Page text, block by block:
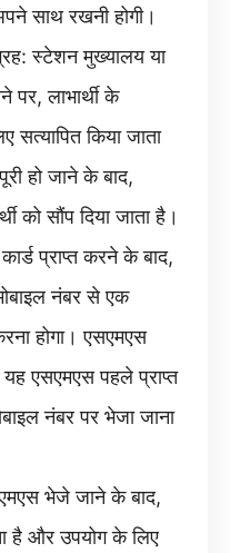
साथ रखनी होगी।
स्टेशन मुख्यालय या
पर, लाभार्थी के
सत्यापित किया जाता
हो जाने के बाद,
को सौंप दिया जाता है।
प्राप्त करने के बाद,
नंबर से एक
होगा। एसएमएस
एसएमएस पहले प्राप्त
नंबर पर भेजा जाना
भेजे जाने के बाद,
है और उपयोग के लिए